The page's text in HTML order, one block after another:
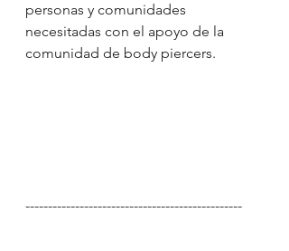
personas y comunidades
necesitadas con el apoyo de la
comunidad de body piercers.
------------------------------------------------